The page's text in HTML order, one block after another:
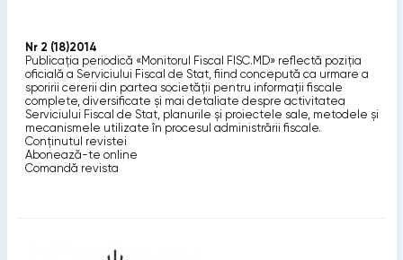
Nr 2 (18)2014
Publicaţia periodică «Monitorul Fiscal FISC.MD» reflectă poziţia
oficială a Serviciului Fiscal de Stat, fiind concepută ca urmare a
sporirii cererii din partea societăţii pentru informaţii fiscale
complete, diversificate şi mai detaliate despre activitatea
Serviciului Fiscal de Stat, planurile şi proiectele sale, metodele şi
mecanismele utilizate în procesul administrării fiscale.
Conținutul revistei
Abonează-te online
Comandă revista